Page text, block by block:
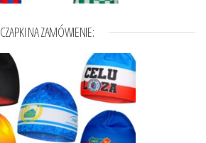
CZAPKI NA ZAMÓWIENIE: